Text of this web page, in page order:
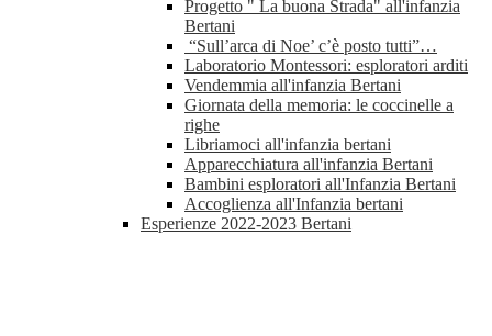
Progetto " La buona Strada" all'infanzia
Bertani
“Sull’arca di Noe’ c’è posto tutti”…
Laboratorio Montessori: esploratori arditi
Vendemmia all'infanzia Bertani
Giornata della memoria: le coccinelle a
righe
Libriamoci all'infanzia bertani
Apparecchiatura all'infanzia Bertani
Bambini esploratori all'Infanzia Bertani
Accoglienza all'Infanzia bertani
Esperienze 2022-2023 Bertani